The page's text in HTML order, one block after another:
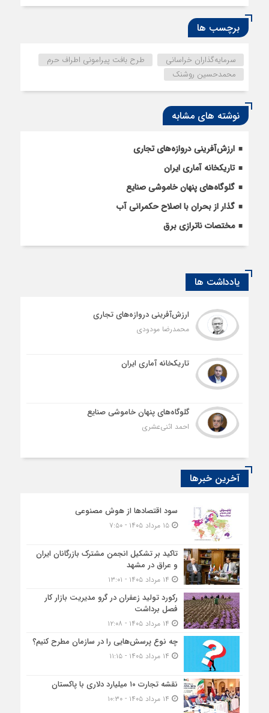
برچسب ها
سرمایه‌گذاران خراسانی
طرح بافت پیرامونی اطراف حرم
محمدحسین روشنک
نوشته های مشابه
ارزش‌آفرینی دروازه‌های تجاری
تاریکخانه آماری ایران
گلوگاه‌های پنهان خاموشی صنایع
گذار از بحران با اصلاح حکمرانی آب
مختصات ناترازی برق
یادداشت ها
ارزش‌آفرینی دروازه‌های تجاری
محمدرضا مودودی
تاریکخانه آماری ایران
گلوگاه‌های پنهان خاموشی صنایع
احمد اثنی‌عشری
آخرین خبرها
سود اقتصاد‌ها از هوش مصنوعی
۱۵ مرداد ۱۴۰۵ - ۷:۵۰
تاکید بر تشکیل انجمن مشترک بازرگانان ایران
و عراق در مشهد
رکورد تولید زعفران در گرو مدیریت بازار کار
فصل برداشت
چه نوع پرسش‌هایی را در سازمان مطرح کنیم؟
نقشه تجارت ۱۰‌ میلیارد دلاری با پاکستان